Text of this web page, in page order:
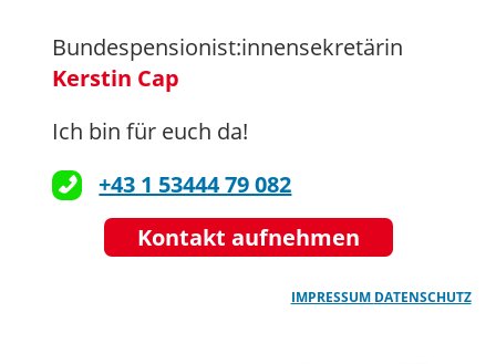
Bundespensionist:innensekretärin
Kerstin Cap
Ich bin für euch da!
+43 1 53444 79 082
Kontakt aufnehmen
IMPRESSUM DATENSCHUTZ